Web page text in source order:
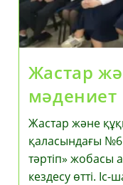
Жастар
мәдениет
Жастар және
қаласындағы №6
тәртіп»
кездесу өтті.